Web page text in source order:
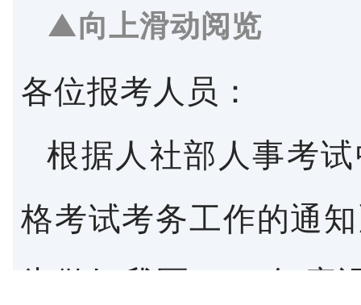
上午09:00—12:00出
下午14:00—17:00出
二、报名条件
凡符合《人力资源
专业技术人员职称制
▲向上滑动阅览
各位报考人员：
根据人社部人事考
格考试考务工作的通
为做好我区2026年度